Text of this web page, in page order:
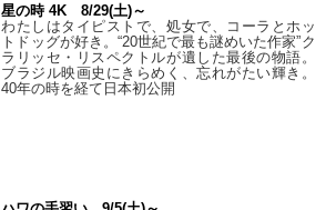
星の時 4K 8/29(土)～
わたしはタイピストで、処⼥で、コーラとホッ
トドッグが好き。“20世紀で最も謎めいた作家”ク
ラリッセ・リスペクトルが遺した最後の物語。
ブラジル映画史にきらめく、忘れがたい輝き。
40年の時を経て⽇本初公開